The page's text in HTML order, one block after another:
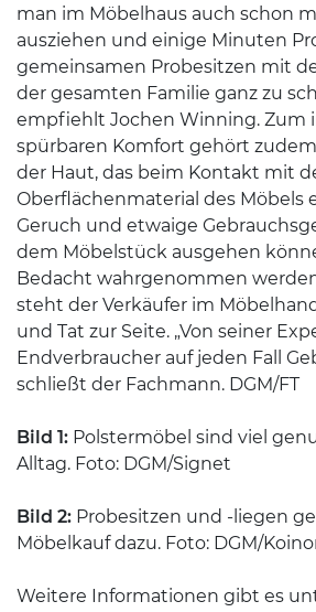
man im Möbelhaus auch schon
ausziehen und einige Minuten
gemeinsamen Probesitzen mit
der gesamten Familie ganz zu
empfiehlt Jochen Winning. Zum
spürbaren Komfort gehört
der Haut, das beim Kontakt mit
Oberflächenmaterial des Möbels
Geruch und etwaige
dem Möbelstück ausgehen
Bedacht wahrgenommen
steht der Verkäufer im
und Tat zur Seite. „Von seiner
Endverbraucher auf jeden Fall
schließt der Fachmann. DGM/FT
Bild 1: Polstermöbel sind viel
Alltag. Foto: DGM/Signet
Bild 2: Probesitzen und -liegen
Möbelkauf dazu. Foto: DGM/
Weitere Informationen gibt es